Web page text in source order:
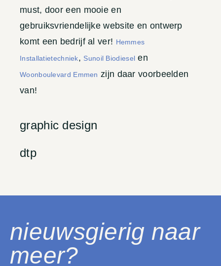
must, door een mooie en
gebruiksvriendelijke website en ontwerp
komt een bedrijf al ver! Hemmes
Installatietechniek, Sunoil Biodiesel en
Woonboulevard Emmen zijn daar voorbeelden
van!
graphic design
dtp
nieuwsgierig naar
meer?